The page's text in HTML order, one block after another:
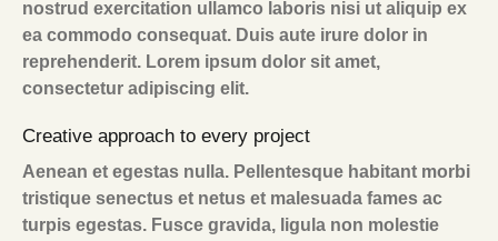
nostrud exercitation ullamco laboris nisi ut aliquip ex
ea commodo consequat. Duis aute irure dolor in
reprehenderit. Lorem ipsum dolor sit amet,
consectetur adipiscing elit.
Creative approach to every project
Aenean et egestas nulla. Pellentesque habitant morbi
tristique senectus et netus et malesuada fames ac
turpis egestas. Fusce gravida, ligula non molestie